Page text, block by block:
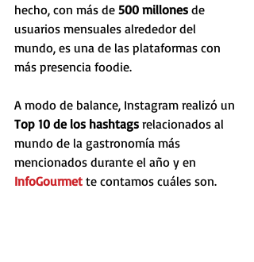
hecho, con más de 500 millones de
usuarios mensuales alrededor del
mundo, es una de las plataformas con
más presencia foodie.
A modo de balance, Instagram realizó un
Top 10 de los hashtags relacionados al
mundo de la gastronomía más
mencionados durante el año y en
InfoGourmet te contamos cuáles son.